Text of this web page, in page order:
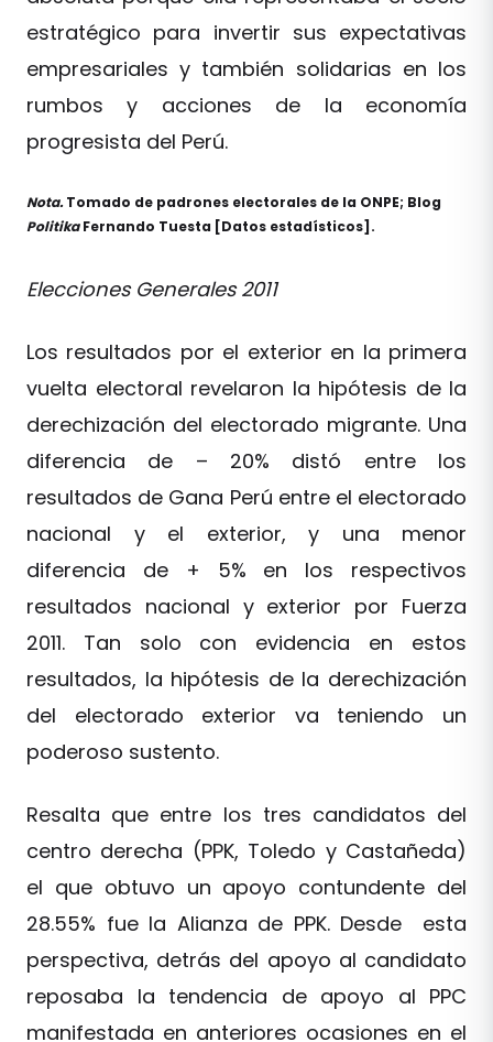
estratégico para invertir sus expectativas
empresariales y también solidarias en los
rumbos y acciones de la economía
progresista del Perú.
Nota.Tomado de padrones electorales de la ONPE; Blog
PolitikaFernando Tuesta [Datos estadísticos].
Elecciones Generales 2011
Los resultados por el exterior en la primera
vuelta electoral revelaron la hipótesis de la
derechización del electorado migrante. Una
diferencia de – 20% distó entre los
resultados de Gana Perú entre el electorado
nacional y el exterior, y una menor
diferencia de + 5% en los respectivos
resultados nacional y exterior por Fuerza
2011. Tan solo con evidencia en estos
resultados, la hipótesis de la derechización
del electorado exterior va teniendo un
poderoso sustento.
Resalta que entre los tres candidatos del
centro derecha (PPK, Toledo y Castañeda)
el que obtuvo un apoyo contundente del
28.55% fue la Alianza de PPK. Desde esta
perspectiva, detrás del apoyo al candidato
reposaba la tendencia de apoyo al PPC
manifestada en anteriores ocasiones en el